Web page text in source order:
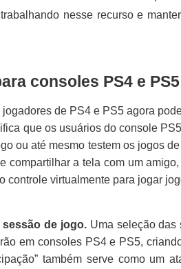
nesse recurso e
consoles PS4 e PS5
de PS4 e PS5 agora
que os usuários do console
ou até mesmo testem os jogos
compartilhar a tela com um
controle virtualmente para jogar
de jogo.Uma seleção das
em consoles PS4 e PS5,
também serve como um